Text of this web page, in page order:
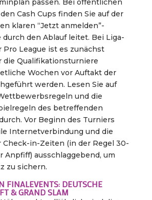
passen. Bei öffentlichen
Cash Cups finden Sie auf der
klaren “Jetzt anmelden”-
durch den Ablauf leitet. Bei Liga-
Pro League ist es zunächst
die Qualifikationsturniere
Wochen vor Auftakt der
werden. Lesen Sie auf
und die
des betreffenden
Vor Beginn des Turniers
Internetverbindung und die
Check-in-Zeiten (in der Regel 30-
Anpfiff) ausschlaggebend, um
zu sichern.
FINALEVENTS: DEUTSCHE
& GRAND SLAM